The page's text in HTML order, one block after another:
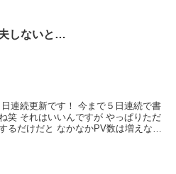
しないと…
連続更新です！ 今まで５日連続で書
笑 それはいいんですが やっぱりただ
るだけだと なかなかPV数は増えない